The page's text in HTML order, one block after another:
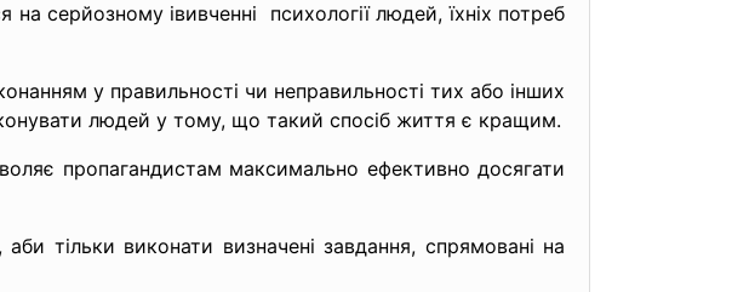
серйозному івивченні психології людей, їхніх потреб
у правильності чи неправильності тих або інших
людей у тому, що такий спосіб життя є кращим.
пропагандистам максимально ефективно досягати
тільки виконати визначені завдання, спрямовані на